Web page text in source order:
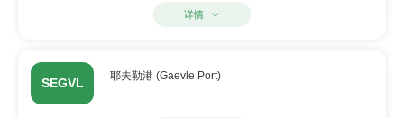
详情
SEGVL 耶夫勒港 (Gaevle Port)